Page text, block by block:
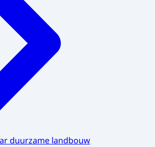
duurzame landbouw